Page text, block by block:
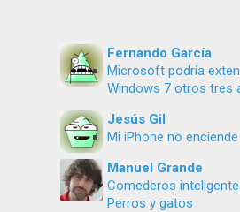
Fernando García
Microsoft podría
Windows 7 otros tres
Jesús Gil
Mi iPhone no
Manuel Grande
Comederos
Perros y gatos